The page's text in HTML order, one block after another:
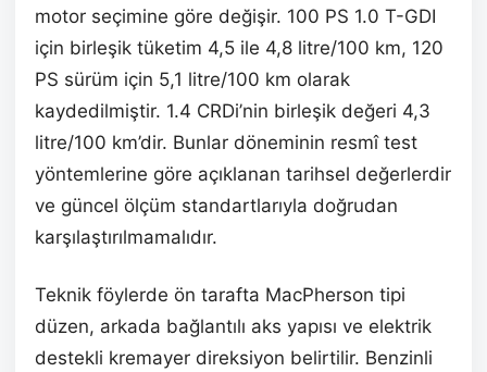
motor seçimine göre değişir. 100 PS 1.0 T-GDI
için birleşik tüketim 4,5 ile 4,8 litre/100 km, 120
PS sürüm için 5,1 litre/100 km olarak
kaydedilmiştir. 1.4 CRDi’nin birleşik değeri 4,3
litre/100 km’dir. Bunlar döneminin resmî test
yöntemlerine göre açıklanan tarihsel değerlerdir
ve güncel ölçüm standartlarıyla doğrudan
karşılaştırılmamalıdır.
Teknik föylerde ön tarafta MacPherson tipi
düzen, arkada bağlantılı aks yapısı ve elektrik
destekli kremayer direksiyon belirtilir. Benzinli